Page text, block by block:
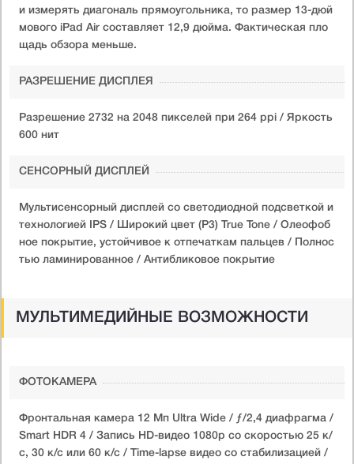
и измерять диагональ прямоугольника, то размер 13-дюй
мового iPad Air составляет 12,9 дюйма. Фактическая пло
щадь обзора меньше.
РАЗРЕШЕНИЕ ДИСПЛЕЯ
Разрешение 2732 на 2048 пикселей при 264 ppi / Яркость
600 нит
СЕНСОРНЫЙ ДИСПЛЕЙ
Мультисенсорный дисплей со светодиодной подсветкой и
технологией IPS / Широкий цвет (P3) True Tone / Олеофоб
ное покрытие, устойчивое к отпечаткам пальцев / Полнос
тью ламинированное / Антибликовое покрытие
МУЛЬТИМЕДИЙНЫЕ ВОЗМОЖНОСТИ
ФОТОКАМЕРА
Фронтальная камера 12 Мп Ultra Wide / ƒ/2,4 диафрагма /
Smart HDR 4 / Запись HD-видео 1080p со скоростью 25 к/
с, 30 к/с или 60 к/с / Time-lapse видео со стабилизацией /